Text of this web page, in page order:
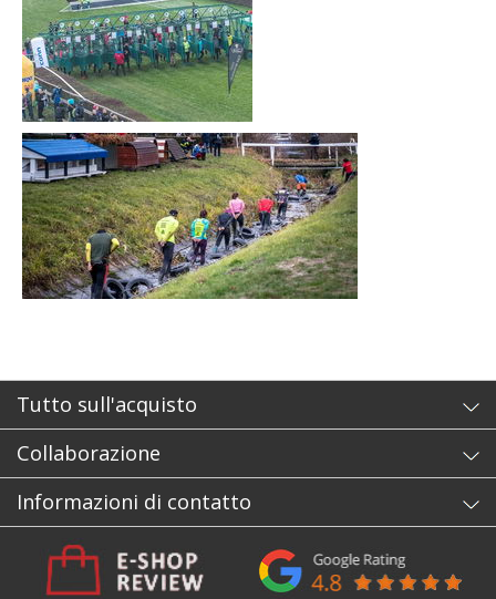
Tutto sull'acquisto
Collaborazione
Informazioni di contatto